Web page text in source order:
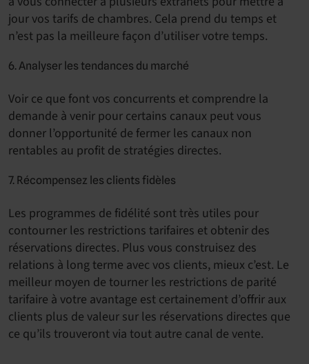
jour vos tarifs de chambres. Cela prend du temps et
n’est pas la meilleure façon d’utiliser votre temps.
6. Analyser les tendances du marché
Voir ce que font vos concurrents et comprendre la
demande à venir pour certains canaux peut vous
donner l’opportunité de fermer les canaux non
rentables au profit de stratégies directes.
7. Récompensez les clients fidèles
Les programmes de fidélité sont très utiles pour
contourner les restrictions tarifaires et obtenir des
réservations directes. Plus vous construisez des
relations à long terme avec vos clients, mieux c’est. Le
meilleur moyen de tourner les restrictions de parité
tarifaire à votre avantage est certainement d’offrir aux
clients plus de valeur sur les réservations directes que
ce qu’ils trouveront via tout autre canal de vente.